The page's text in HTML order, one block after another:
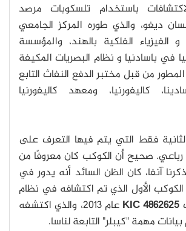
باستخدام تلسكوبات مرصد
بسان ديغو، والذي طوره المركز الجامعي
الفيزياء الفلكية بالهند، والمؤسسة
في باسادنيا و نظام البصريات المكيفة
من قبل مختبر الدفع النفاث التابع
كاليفورنيا، ومعهد كاليفورنيا
فقط التي يتم فيها التعرف على
صحيح أن الكوكب كان معروفًا من
آنفا، كان الظن السائد أنه يدور في
الأول الذي تم اكتشافه في نظام
KIC 4862625
عام 2013، والذي اكتشفه
مهمة "كيبلر" التابعة لناسا.